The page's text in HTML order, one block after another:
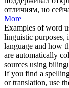
отличиям, но
More
Examples of word
linguistic purposes,
language and how
are automatically
sources using
If you find a
or translation, use